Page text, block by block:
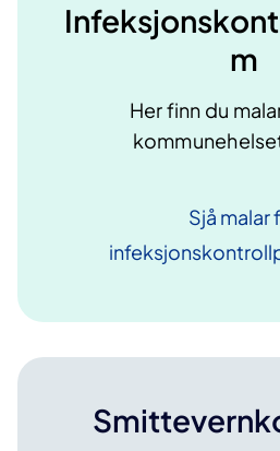
m
Her finn du
Sjå malar